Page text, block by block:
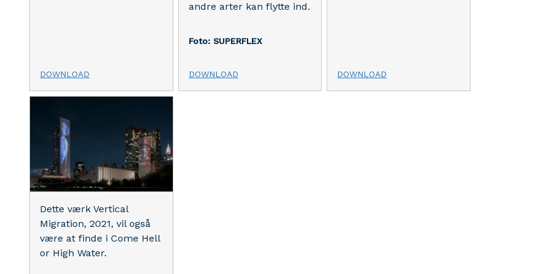
DOWNLOAD
andre arter kan flytte ind.
Foto: SUPERFLEX
DOWNLOAD DOWNLOAD
Dette værk Vertical
Migration, 2021, vil også
være at finde i Come Hell
or High Water.